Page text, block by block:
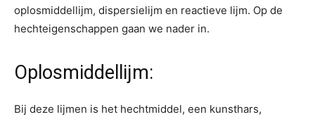
oplosmiddellijm, dispersielijm en reactieve lijm. Op de
hechteigenschappen gaan we nader in.
Oplosmiddellijm:
Bij deze lijmen is het hechtmiddel, een kunsthars,